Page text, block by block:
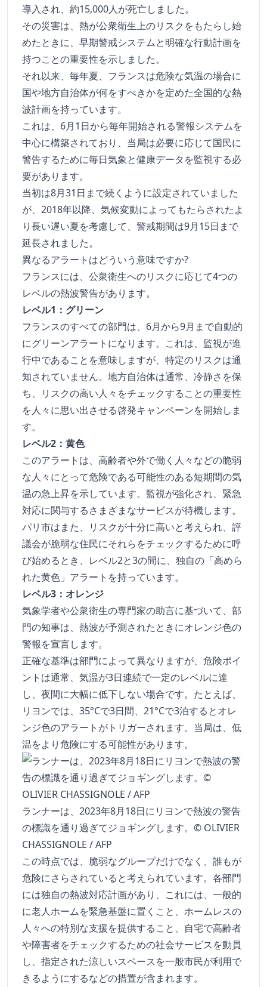
導入され、約15,000人が死亡しました。
その災害は、熱が公衆衛生上のリスクをもたらし始
めたときに、早期警戒システムと明確な行動計画を
持つことの重要性を示しました。
それ以来、毎年夏、フランスは危険な気温の場合に
国や地方自治体が何をすべきかを定めた全国的な熱
波計画を持っています。
これは、6月1日から毎年開始される警報システムを
中心に構築されており、当局は必要に応じて国民に
警告するために毎日気象と健康データを監視する必
要があります。
当初は8月31日まで続くように設定されていました
が、2018年以降、気候変動によってもたらされたよ
り長い遅い夏を考慮して、警戒期間は9月15日まで
延長されました。
異なるアラートはどういう意味ですか?
フランスには、公衆衛生へのリスクに応じて4つの
レベルの熱波警告があります。
レベル1：グリーン
フランスのすべての部門は、6月から9月まで自動的
にグリーンアラートになります。これは、監視が進
行中であることを意味しますが、特定のリスクは通
知されていません。地方自治体は通常、冷静さを保
ち、リスクの高い人々をチェックすることの重要性
を人々に思い出させる啓発キャンペーンを開始しま
す。
レベル2：黄色
このアラートは、高齢者や外で働く人々などの脆弱
な人々にとって危険である可能性のある短期間の気
温の急上昇を示しています。監視が強化され、緊急
対応に関与するさまざまなサービスが待機します。
パリ市はまた、リスクが十分に高いと考えられ、評
議会が脆弱な住民にそれらをチェックするために呼
び始めるとき、レベル2と3の間に、独自の「高めら
れた黄色」アラートを持っています。
レベル3：オレンジ
気象学者や公衆衛生の専門家の助言に基づいて、部
門の知事は、熱波が予測されたときにオレンジ色の
警報を宣言します。
正確な基準は部門によって異なりますが、危険ポイ
ントは通常、気温が3日連続で一定のレベルに達
し、夜間に大幅に低下しない場合です。たとえば、
リヨンでは、35°Cで3日間、21°Cで3泊するとオレ
ンジ色のアラートがトリガーされます。当局は、低
温をより危険にする可能性があります。
ランナーは、2023年8月18日にリヨンで熱波の警告
の標識を通り過ぎてジョギングします。© OLIVIER
CHASSIGNOLE / AFP
この時点では、脆弱なグループだけでなく、誰もが
危険にさらされていると考えられています。各部門
には独自の熱波対応計画があり、これには、一般的
に老人ホームを緊急基盤に置くこと、ホームレスの
人々への特別な支援を提供すること、自宅で高齢者
や障害者をチェックするための社会サービスを動員
し、指定された涼しいスペースを一般市民が利用で
きるようにするなどの措置が含まれます。